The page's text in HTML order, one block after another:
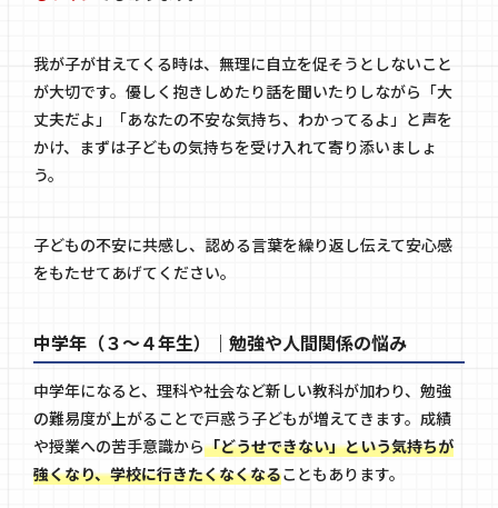
我が子が甘えてくる時は、無理に自立を促そうとしないこと
が大切です。優しく抱きしめたり話を聞いたりしながら「大
丈夫だよ」「あなたの不安な気持ち、わかってるよ」と声を
かけ、まずは子どもの気持ちを受け入れて寄り添いましょ
う。
子どもの不安に共感し、認める言葉を繰り返し伝えて安心感
をもたせてあげてください。
中学年（３～４年生）｜勉強や人間関係の悩み
中学年になると、理科や社会など新しい教科が加わり、勉強
の難易度が上がることで戸惑う子どもが増えてきます。成績
や授業への苦手意識から「どうせできない」という気持ちが
強くなり、学校に行きたくなくなることもあります。